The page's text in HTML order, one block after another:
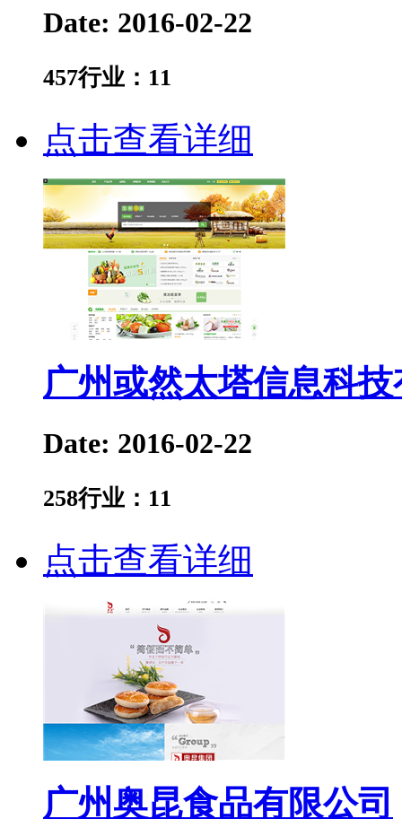
Date: 2016-02-22
457行业： 11
点击查看详细
广州或然太塔信息科
Date: 2016-02-22
258行业： 11
点击查看详细
广州奥昆食品有限公司